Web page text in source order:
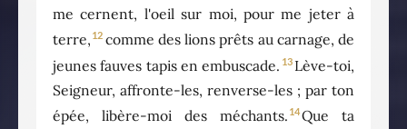
me cernent, l'oeil sur moi, pour me jeter à
terre, 12 comme des lions prêts au carnage, de
jeunes fauves tapis en embuscade. 13 Lève-toi,
Seigneur, affronte-les, renverse-les ; par ton
épée, libère-moi des méchants. 14Que ta